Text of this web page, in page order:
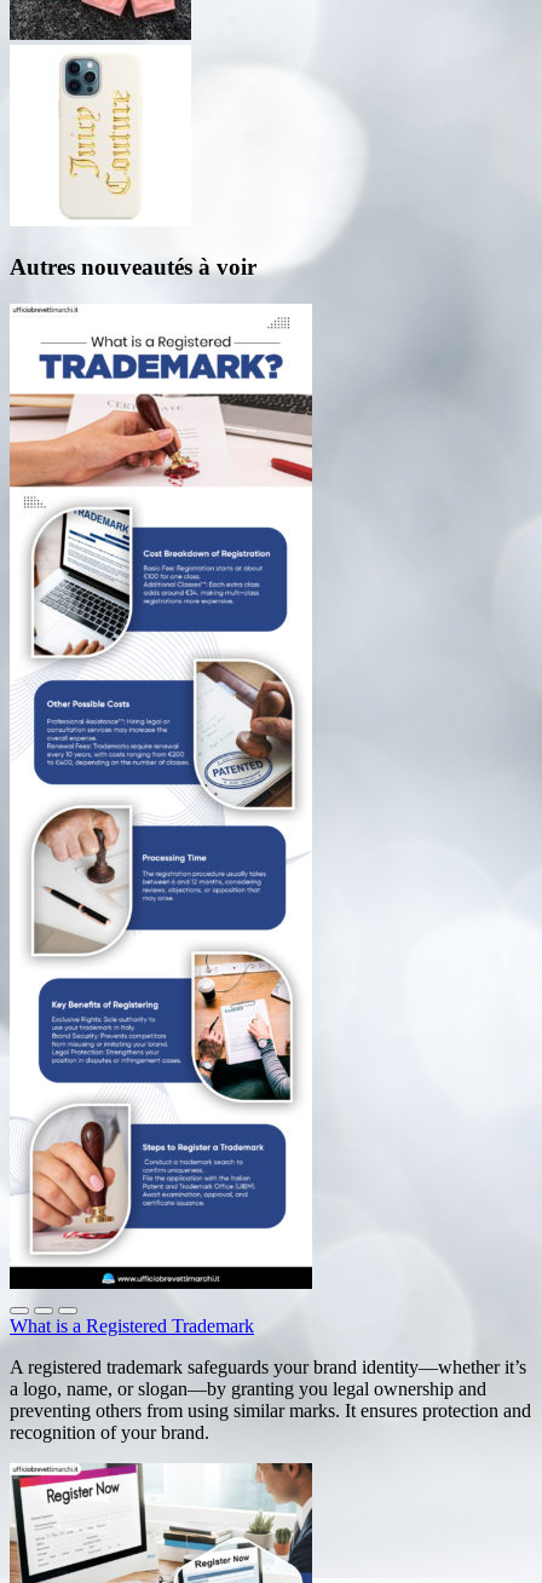
Autres nouveautés à voir
What is a Registered Trademark
A registered trademark safeguards your brand identity—whether it’s
a logo, name, or slogan—by granting you legal ownership and
preventing others from using similar marks. It ensures protection and
recognition of your brand.